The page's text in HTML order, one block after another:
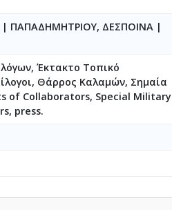
| ΠΑΠΑΔΗΜΗΤΡΙΟΥ, ΔΕΣΠΟΙΝΑ |
Έκτακτο Τοπικό
Θάρρος Καλαμών, Σημαία
of Collaborators, Special Military
press.